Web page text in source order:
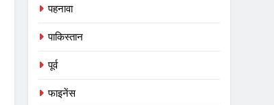
पहनावा
पाकिस्तान
पूर्व
फाइनेंस